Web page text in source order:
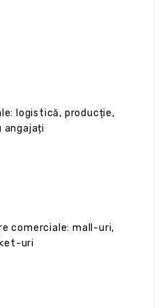
logistică, producție,
angajați
comerciale: mall-uri,
uri